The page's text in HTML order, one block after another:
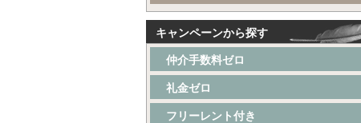
キャンペーンから探す
仲介手数料ゼロ
礼金ゼロ
フリーレント付き